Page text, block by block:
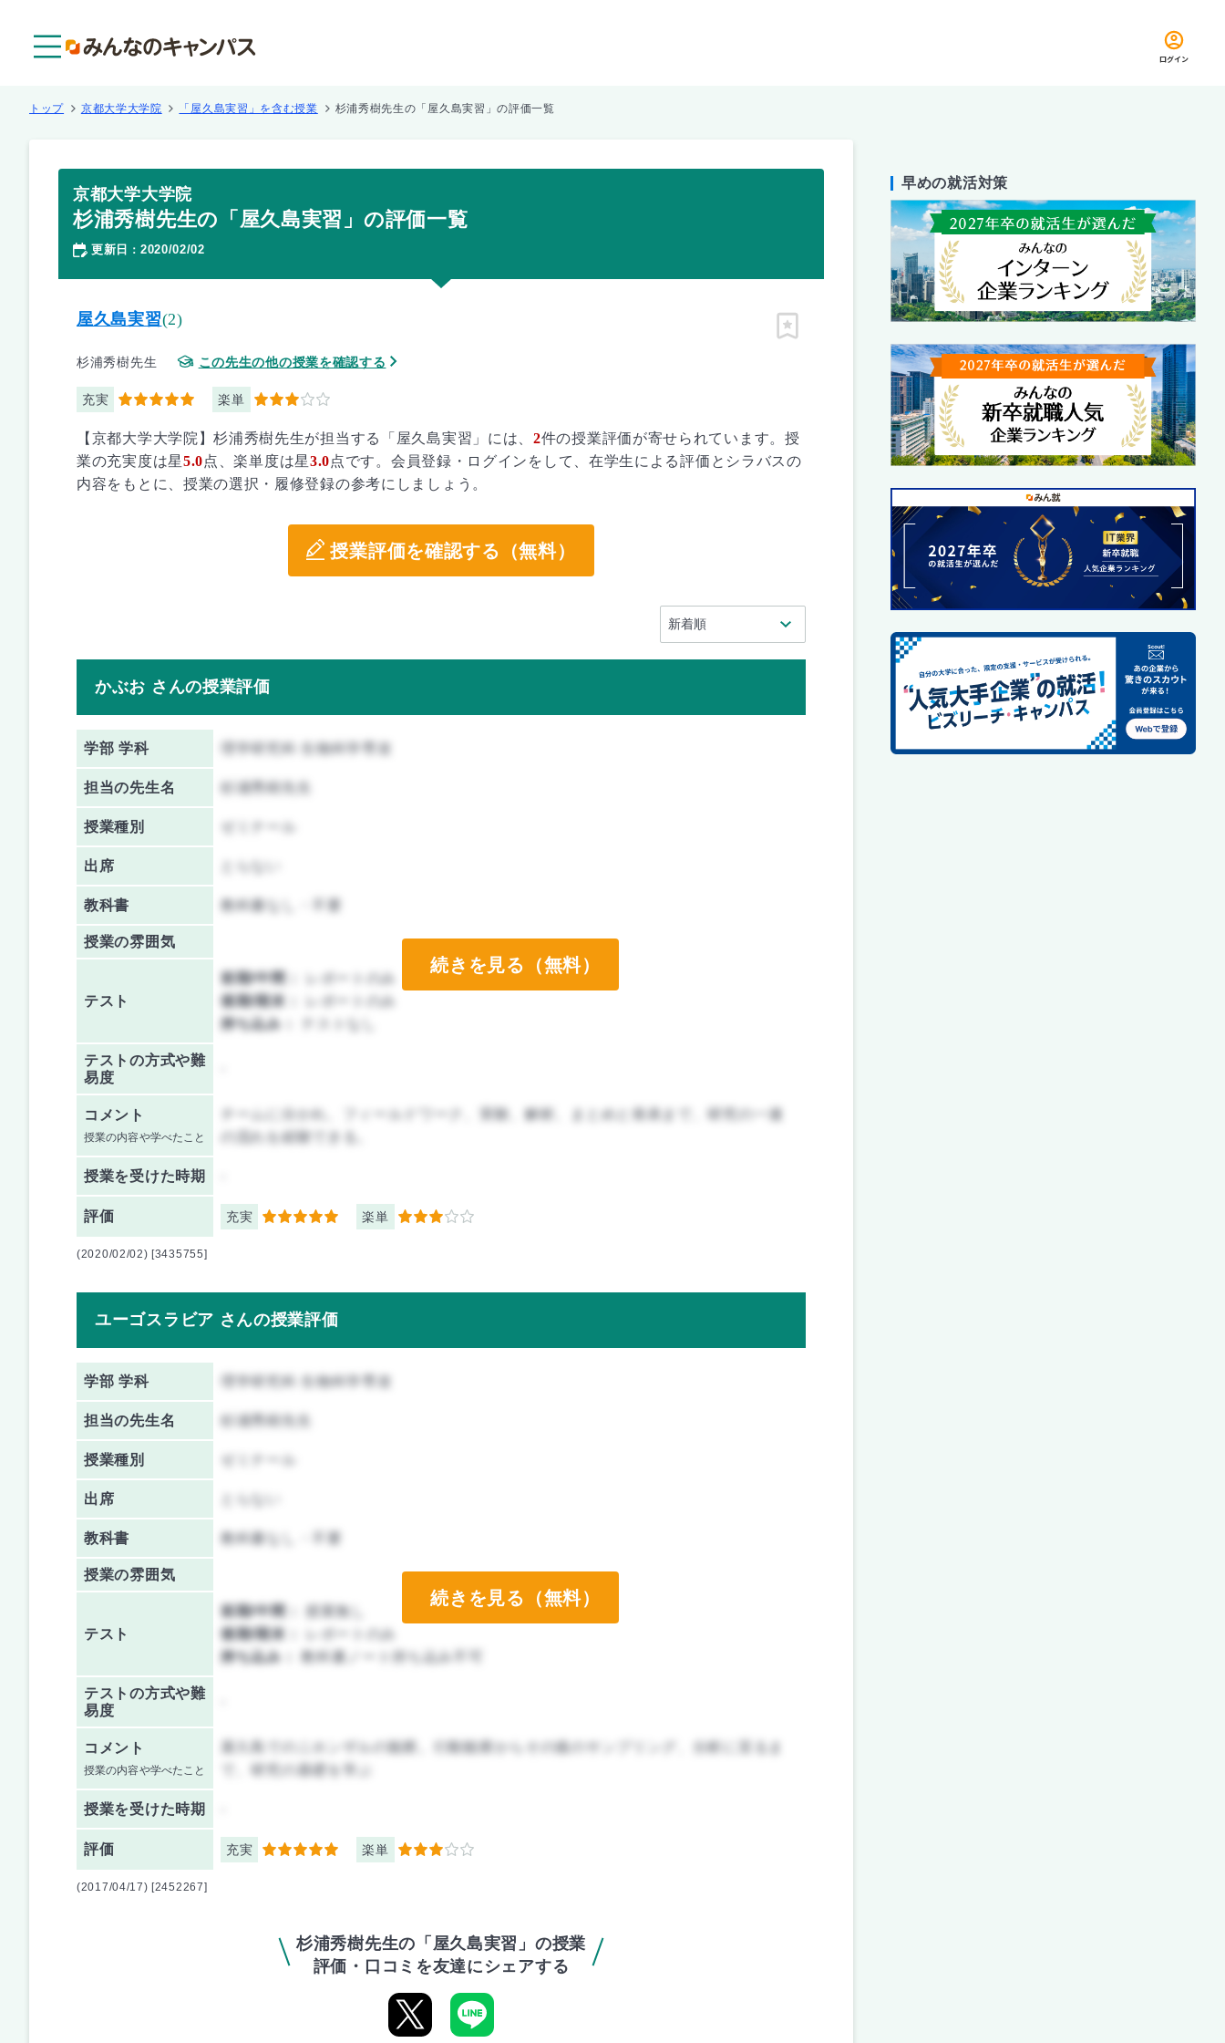
ログイン
トップ 京都大学大学院 「屋久島実習」を含む授業 杉浦秀樹先生の「屋久島実習」の評価一覧
京都大学大学院
杉浦秀樹先生の「屋久島実習」の評価一覧
更新日 ： 2020/02/02
屋久島実習(2)
杉浦秀樹先生 この先生の他の授業を確認する
充実 5 楽単 3
ピン留め
【京都大学大学院】杉浦秀樹先生が担当する「屋久島実習」には、 2件の授業評価が寄せられています。授
業の充実度は星5.0点、楽単度は星3.0点です。会員登録・ログインをして、在学生による評価とシラバスの
内容をもとに、授業の選択・履修登録の参考にしましょう。
授業評価を確認する（無料）
かぶお さんの授業評価
学部 学科 理学研究科 生物科学専攻
担当の先生名 杉浦秀樹先生
授業種別
出席
教科書 教科書なし・不要
授業の雰囲気
テスト
前期/中間：
レポートのみ
後期/期末：
レポートのみ
持ち込み：
テストの方式や難
易度
コメント
授業の内容や学べたこと
チームに分かれ、フィールドワーク、実験、解析、まとめと発表まで、研究の一連
の流れを経験できる。
授業を受けた時期
評価 充実 5 楽単 3
続きを見る（無料）
(2020/02/02) [3435755]
ユーゴスラビア さんの授業評価
学部 学科 理学研究科 生物科学専攻
担当の先生名 杉浦秀樹先生
授業種別
出席
教科書 教科書なし・不要
授業の雰囲気
テスト
前期/中間：
授業無し
後期/期末：
レポートのみ
持ち込み：
教科書ノート持ち込み不可
テストの方式や難
易度
コメント
授業の内容や学べたこと
屋久島でのニホンザルの観察。行動観察からその後のサンプリング、分析に至るま
授業を受けた時期
評価 充実 5 楽単 3
続きを見る（無料）
(2017/04/17) [2452267]
杉浦秀樹先生の「屋久島実習」の授業
評価・口コミを友達にシェアする
早めの就活対策